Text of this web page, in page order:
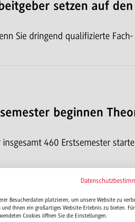
setzen auf
Sie dringend qualifizierte
beginnen
insgesamt 460 Erstsemester
Besucherdaten platzieren, um unsere Website zu
Ihnen ein großartiges Website-Erlebnis zu bieten.
Cookies öffnen Sie die Einstellungen.